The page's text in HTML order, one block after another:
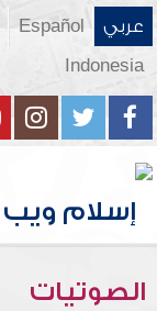
عربي Español
Indonesia
الصوتيات